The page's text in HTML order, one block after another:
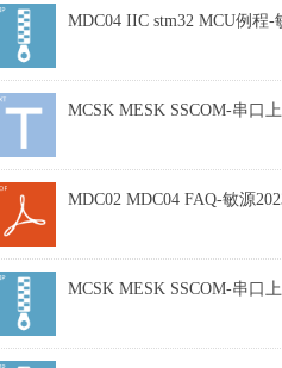
MDC04 IIC stm32 MCU例程-
MCSK MESK SSCOM-串口
MDC02 MDC04 FAQ-敏源
MCSK MESK SSCOM-串口